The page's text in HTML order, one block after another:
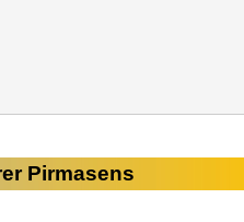
Pirmasens